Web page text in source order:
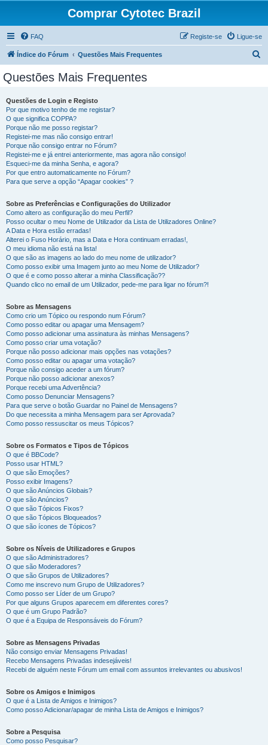
Comprar Cytotec Brazil
FAQ Ligue-se
Registe-se
Índice do Fórum Questões Mais Frequentes
Questões Mais Frequentes
Questões de Login e Registo
Por que motivo tenho de me registar?
O que significa COPPA?
Porque não me posso registar?
Registei-me mas não consigo entrar!
Porque não consigo entrar no Fórum?
Registei-me e já entrei anteriormente, mas agora não consigo!
Esqueci-me da minha Senha, e agora?
Por que entro automaticamente no Fórum?
Para que serve a opção “Apagar cookies” ?
Sobre as Preferências e Configurações do Utilizador
Como altero as configuração do meu Perfil?
Posso ocultar o meu Nome de Utilizador da Lista de Utilizadores Online?
A Data e Hora estão erradas!
Alterei o Fuso Horário, mas a Data e Hora continuam erradas!,
O meu idioma não está na lista!
O que são as imagens ao lado do meu nome de utilizador?
Como posso exibir uma Imagem junto ao meu Nome de Utilizador?
O que é e como posso alterar a minha Classificação??
Quando clico no email de um Utilizador, pede-me para ligar no fórum?!
Sobre as Mensagens
Como crio um Tópico ou respondo num Fórum?
Como posso editar ou apagar uma Mensagem?
Como posso adicionar uma assinatura às minhas Mensagens?
Como posso criar uma votação?
Porque não posso adicionar mais opções nas votações?
Como posso editar ou apagar uma votação?
Porque não consigo aceder a um fórum?
Porque não posso adicionar anexos?
Porque recebi uma Advertência?
Como posso Denunciar Mensagens?
Para que serve o botão Guardar no Painel de Mensagens?
Do que necessita a minha Mensagem para ser Aprovada?
Como posso ressuscitar os meus Tópicos?
Sobre os Formatos e Tipos de Tópicos
O que é BBCode?
Posso usar HTML?
O que são Emoções?
Posso exibir Imagens?
O que são Anúncios Globais?
O que são Anúncios?
O que são Tópicos Fixos?
O que são Tópicos Bloqueados?
O que são ícones de Tópicos?
Sobre os Níveis de Utilizadores e Grupos
O que são Administradores?
O que são Moderadores?
O que são Grupos de Utilizadores?
Como me inscrevo num Grupo de Utilizadores?
Como posso ser Líder de um Grupo?
Por que alguns Grupos aparecem em diferentes cores?
O que é um Grupo Padrão?
O que é a Equipa de Responsáveis do Fórum?
Sobre as Mensagens Privadas
Não consigo enviar Mensagens Privadas!
Recebo Mensagens Privadas indesejáveis!
Recebi de alguém neste Fórum um email com assuntos irrelevantes ou abusivos!
Sobre os Amigos e Inimigos
O que é a Lista de Amigos e Inimigos?
Como posso Adicionar/apagar de minha Lista de Amigos e Inimigos?
Sobre a Pesquisa
Como posso Pesquisar?